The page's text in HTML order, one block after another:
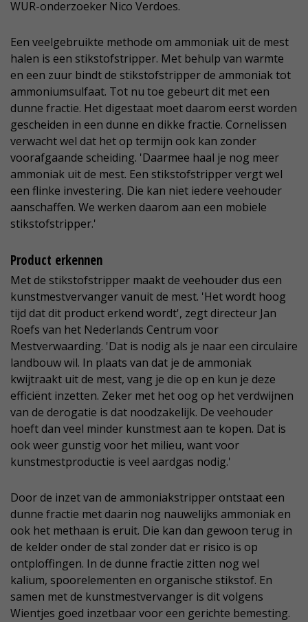
WUR-onderzoeker Nico Verdoes.
Een veelgebruikte methode om ammoniak uit de mest
halen is een stikstofstripper. Met behulp van warmte
en een zuur bindt de stikstofstripper de ammoniak tot
ammoniumsulfaat. Tot nu toe gebeurt dit met een
dunne fractie. Het digestaat moet daarom eerst worden
gescheiden in een dunne en dikke fractie. Cornelissen
verwacht wel dat het op termijn ook kan zonder
voorafgaande scheiding. 'Daarmee haal je nog meer
ammoniak uit de mest. Een stikstofstripper vergt wel
een flinke investering. Die kan niet iedere veehouder
aanschaffen. We werken daarom aan een mobiele
stikstofstripper.'
Product erkennen
Met de stikstofstripper maakt de veehouder dus een
kunstmestvervanger vanuit de mest. 'Het wordt hoog
tijd dat dit product erkend wordt', zegt directeur Jan
Roefs van het Nederlands Centrum voor
Mestverwaarding. 'Dat is nodig als je naar een circulaire
landbouw wil. In plaats van dat je de ammoniak
kwijtraakt uit de mest, vang je die op en kun je deze
efficiënt inzetten. Zeker met het oog op het verdwijnen
van de derogatie is dat noodzakelijk. De veehouder
hoeft dan veel minder kunstmest aan te kopen. Dat is
ook weer gunstig voor het milieu, want voor
kunstmestproductie is veel aardgas nodig.'
Door de inzet van de ammoniakstripper ontstaat een
dunne fractie met daarin nog nauwelijks ammoniak en
ook het methaan is eruit. Die kan dan gewoon terug in
de kelder onder de stal zonder dat er risico is op
ontploffingen. In de dunne fractie zitten nog wel
kalium, spoorelementen en organische stikstof. En
samen met de kunstmestvervanger is dit volgens
Wientjes goed inzetbaar voor een gerichte bemesting.